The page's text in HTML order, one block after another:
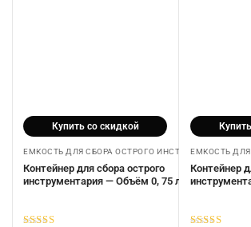
Купить со скидкой
ЕМКОСТЬ ДЛЯ СБОРА ОСТРОГО ИНСТРУМЕНТАРИЯ
Контейнер для сбора острого
инструментария — Объём 0, 75 л
ЕМКОСТЬ
Контейнер